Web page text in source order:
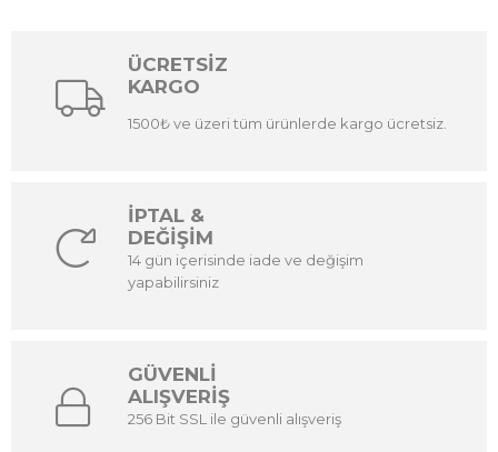
ÜCRETSİZ
KARGO
1500₺ ve üzeri tüm ürünlerde kargo ücretsiz.
İPTAL &
DEĞİŞİM
14 gün içerisinde iade ve değişim
yapabilirsiniz
GÜVENLİ
ALIŞVERİŞ
256 Bit SSL ile güvenli alışveriş